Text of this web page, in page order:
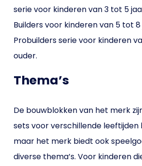
serie voor kinderen van 3 tot 5
Builders voor kinderen van 5 tot
Probuilders serie voor kinderen
ouder.
Thema’s
De bouwblokken van het merk
sets voor verschillende leeftijden
maar het merk biedt ook
diverse thema’s. Voor kinderen